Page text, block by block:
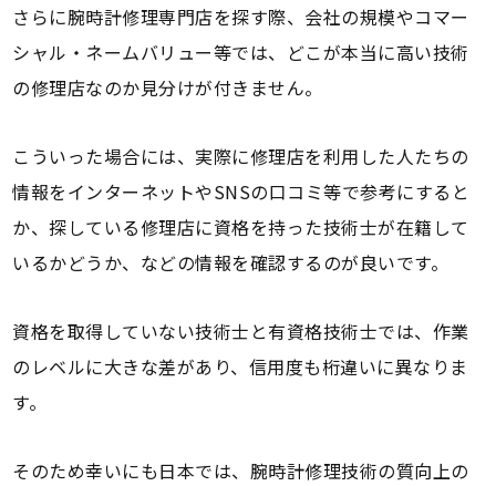
さらに腕時計修理専門店を探す際、会社の規模やコマー
シャル・ネームバリュー等では、どこが本当に高い技術
の修理店なのか見分けが付きません。
こういった場合には、実際に修理店を利用した人たちの
情報をインターネットやSNSの口コミ等で参考にすると
か、探している修理店に資格を持った技術士が在籍して
いるかどうか、などの情報を確認するのが良いです。
資格を取得していない技術士と有資格技術士では、作業
のレベルに大きな差があり、信用度も桁違いに異なりま
す。
そのため幸いにも日本では、腕時計修理技術の質向上の